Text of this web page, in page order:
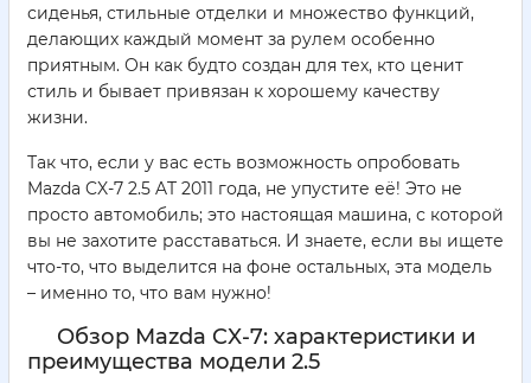
сиденья, стильные отделки и множество функций,
делающих каждый момент за рулем особенно
приятным. Он как будто создан для тех, кто ценит
стиль и бывает привязан к хорошему качеству
жизни.
Так что, если у вас есть возможность опробовать
Mazda CX-7 2.5 AT 2011 года, не упустите её! Это не
просто автомобиль; это настоящая машина, с которой
вы не захотите расставаться. И знаете, если вы ищете
что-то, что выделится на фоне остальных, эта модель
– именно то, что вам нужно!
Обзор Mazda CX-7: характеристики и
преимущества модели 2.5